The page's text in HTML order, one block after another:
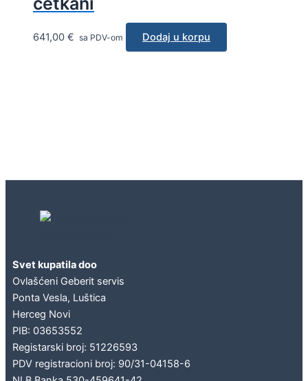
641,00 € sa PDV-om Dodaj u korpu
Svet kupatila doo
Ovlašćeni Geberit servis
Ponta Vesla, Luštica
Herceg Novi
PIB: 03653552
Registarski broj: 51226593
PDV registracioni broj: 90/31-04158-6